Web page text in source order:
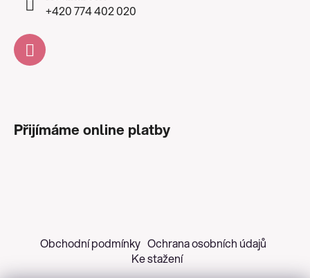
+420 774 402 020
Přijímáme online platby
Obchodní podmínky Ochrana osobních údajů
Ke stažení